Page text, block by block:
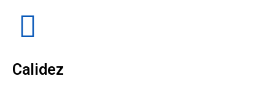
Calidez